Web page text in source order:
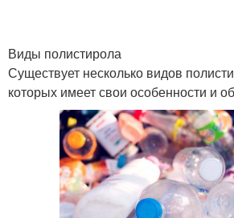
Виды полистирола
Существует несколько видов
которых имеет свои особенности и